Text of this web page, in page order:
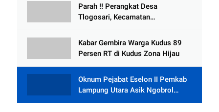
Parah !! Perangkat Desa
Tlogosari, Kecamatan
Rumah dari BAZNAS
Kabar Gembira Warga Kudus 89
Persen RT di Kudus Zona Hijau
Oknum Pejabat Eselon II Pemkab
Lampung Utara Asik Ngobrol
Dengan Teman Kencan Wanitanya